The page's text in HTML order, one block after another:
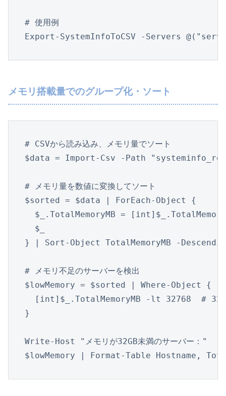
# 使用例
Export-SystemInfoToCSV -Servers
メモリ搭載量でのグループ化・ソート
# CSVから読み込み、メモリ量でソート
$data = Import-Csv -Path
# メモリ量を数値に変換してソート
$sorted = $data | ForEach-Object {
$_.TotalMemoryMB =
  $_
} | Sort-Object TotalMemoryMB -
# メモリ不足のサーバーを検出
$lowMemory = $sorted | Where-Object {
[int]$_.TotalMemoryMB -lt 32768  #
}
Write-Host "メモリが32GB未満のサーバー："
$lowMemory | Format-Table Hostname,